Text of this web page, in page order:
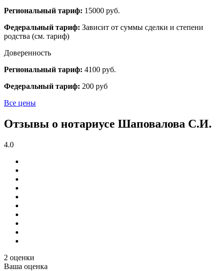
Региональный тариф: 15000 руб.
Федеральный тариф: Зависит от суммы сделки и степени
родства (см. тариф)
Доверенность
Региональный тариф: 4100 руб.
Федеральный тариф: 200 руб
Все цены
Отзывы о нотариусе Шаповалова С.И.
4.0
2 оценки
Ваша оценка